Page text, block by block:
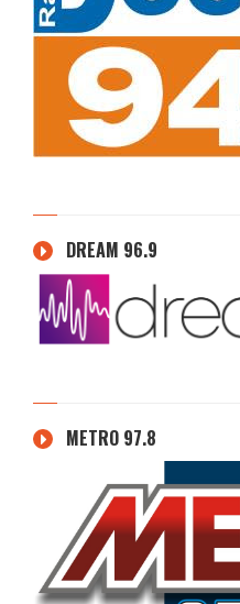
DREAM 96.9
METRO 97.8